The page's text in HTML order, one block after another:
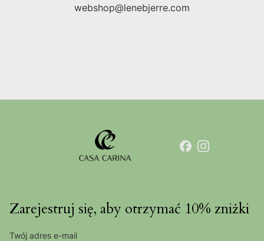
webshop@lenebjerre.com
Zarejestruj się, aby otrzymać 10% zniżki
Twój adres e-mail